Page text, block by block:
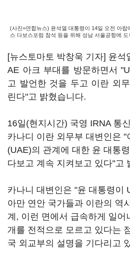
(사진=연합뉴스) 윤석열 대통령이 14일 오전 아랍
스 다보스포럼 참석 등을 위해 성남 서울공항에 도
[뉴스토마토 박창욱 기자] 윤석
AE 아크 부대를 방문하면서
고 발언한 것을 두고 이란 외
린다"고 밝혔습니다.
16일(현지시간) 국영 IRNA 통
카나디 이란 외무부 대변인은
(UAE)의 관계에 대한 윤 대통
다보고 계속 지켜보고 있다"고
카나니 대변인은 "윤 대통령이
아만 연안 국가들과 이란의 역
계, 이런 면에서 급속하게 일어
개를 전적으로 모르고 있다는
국 외교부의 설명을 기다리고